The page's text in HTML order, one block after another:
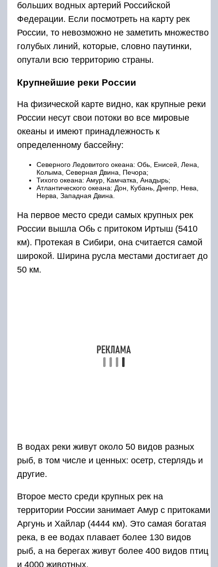
больших водных артерий Российской
Федерации. Если посмотреть на карту рек
России, то невозможно не заметить множество
голубых линий, которые, словно паутинки,
опутали всю территорию страны.
Крупнейшие реки России
На физической карте видно, как крупные реки
России несут свои потоки во все мировые
океаны и имеют принадлежность к
определенному бассейну:
Северного Ледовитого океана: Обь, Енисей, Лена,
Колыма, Северная Двина, Печора;
Тихого океана: Амур, Камчатка, Анадырь;
Атлантического океана: Дон, Кубань, Днепр, Нева,
Нерва, Западная Двина.
На первое место среди самых крупных рек
России вышла Обь с притоком Иртыш (5410
км). Протекая в Сибири, она считается самой
широкой. Ширина русла местами достигает до
50 км.
В водах реки живут около 50 видов разных
рыб, в том числе и ценных: осетр, стерлядь и
другие.
Второе место среди крупных рек на
территории России занимает Амур с притоками
Аргунь и Хайлар (4444 км). Это самая богатая
река, в ее водах плавает более 130 видов
рыб, а на берегах живут более 400 видов птиц
и 4000 животных.